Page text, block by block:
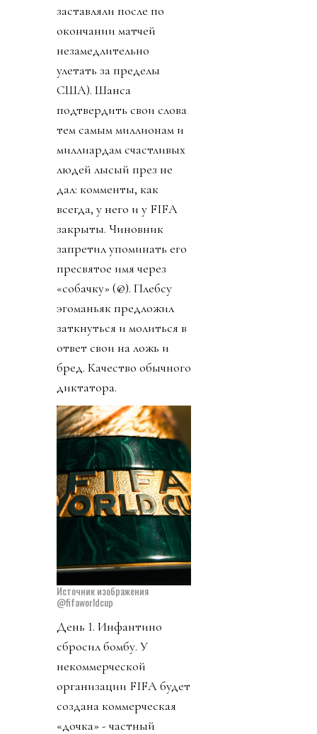
заставляли после по
окончании матчей
незамедлительно
улетать за пределы
США). Шанса
подтвердить свои слова
тем самым миллионам и
миллиардам счастливых
людей лысый през не
дал: комменты, как
всегда, у него и у FIFA
закрыты. Чиновник
запретил упоминать его
пресвятое имя через
«собачку» (@). Плебсу
эгоманьяк предложил
заткнуться и молиться в
ответ свои на ложь и
бред. Качество обычного
диктатора.
Источник изображения
@fifaworldcup
День 1. Инфантино
сбросил бомбу. У
некоммерческой
организации FIFA будет
создана коммерческая
«дочка» - частный